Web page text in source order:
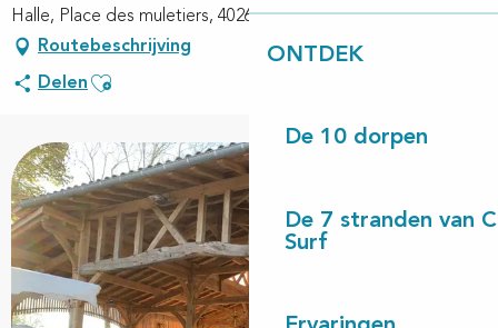
ONTDEK
De 10 dorpen
De 7 stranden van
Surf
Halle, Place des muletiers, 40260 Linxe
Routebeschrijving
Delen Ajouter aux favoris